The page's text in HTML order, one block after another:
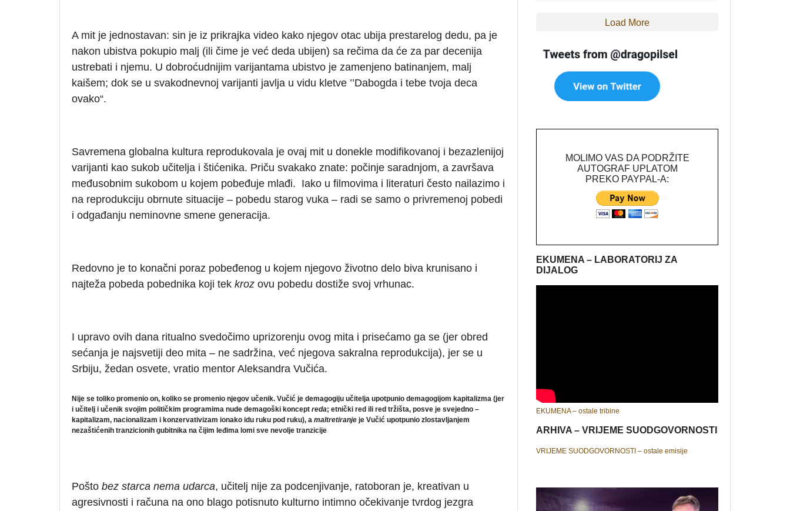
A mit je jednostavan: sin je iz prikrajka video kako njegov otac ubija prestarelog dedu, pa je
nakon ubistva pokupio malj (ili čime je već deda ubijen) sa rečima da će za par decenija
ustrebati i njemu. U dobroćudnijim varijantama ubistvo je zamenjeno batinanjem, malj
kaišem; dok se u svakodnevnoj varijanti javlja u vidu kletve ’’Dabogda i tebe tvoja deca
ovako“.
Savremena globalna kultura reprodukovala je ovaj mit u donekle modifikovanoj i bezazlenijoj
varijanti kao sukob učitelja i štićenika. Priču svakako znate: počinje saradnjom, a završava
međusobnim sukobom u kojem pobeđuje mlađi. Iako u filmovima i literaturi često nailazimo i
na reprodukciju obrnute situacije – pobedu starog vuka – radi se samo o privremenoj pobedi
i odgađanju neminovne smene generacija.
Redovno je to konačni poraz pobeđenog u kojem njegovo životno delo biva krunisano i
najteža pobeda pobednika koji tek kroz ovu pobedu dostiže svoj vrhunac.
I upravo ovih dana ritualno svedočimo uprizorenju ovog mita i prisećamo ga se (jer obred
sećanja je najsvetiji deo mita – ne sadržina, već njegova sakralna reprodukcija), jer se u
Srbiju, žedan osvete, vratio mentor Aleksandra Vučića.
Nije se toliko promenio on, koliko se promenio njegov učenik. Vučić je demagogiju učitelja upotpunio demagogijom kapitalizma (jer
i učitelj i učenik svojim političkim programima nude demagoški koncept reda; etnički red ili red tržišta, posve je svejedno –
kapitalizam, nacionalizam i konzervativizam ionako idu ruku pod ruku), a maltretiranje je Vučić upotpunio zlostavljanjem
nezaštićenih tranzicionih gubitnika na čijim leđima lomi sve nevolje tranzicije
Pošto bez starca nema udarca, učitelj nije za podcenjivanje, ratoboran je, kreativan u
agresivnosti i računa na ono blago potisnuto kulturno intimno očekivanje tvrdog jezgra
Load More
MOLIMO VAS DA PODRŽITE
AUTOGRAF UPLATOM
PREKO PAYPAL-A:
EKUMENA – LABORATORIJ ZA
DIJALOG
EKUMENA – ostale tribine
ARHIVA – VRIJEME SUODGOVORNOSTI
VRIJEME SUODGOVORNOSTI – ostale emisije